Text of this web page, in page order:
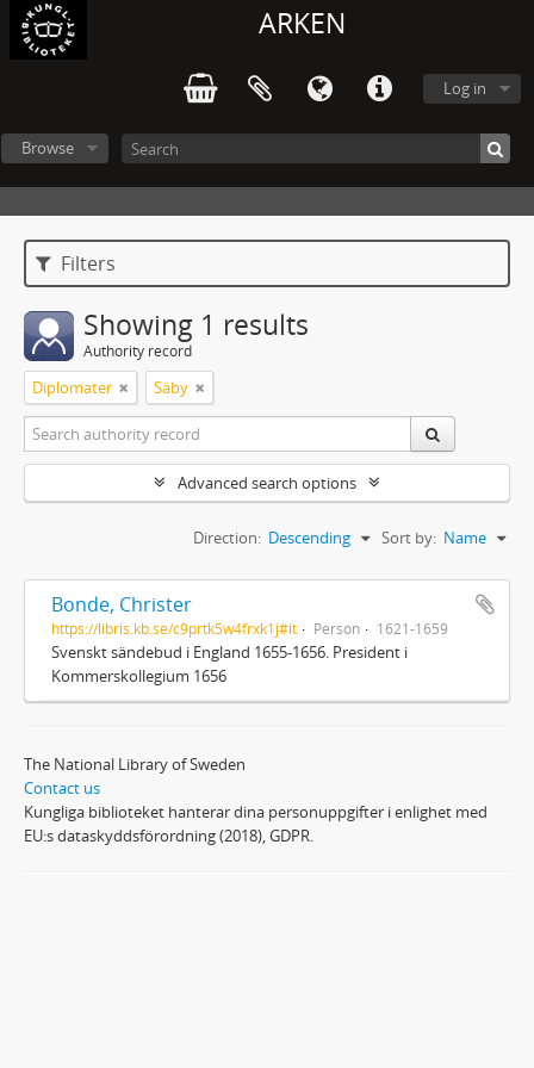
ARKEN
Log in
Browse
Filters
Showing 1 results
Authority record
Diplomater Säby
Advanced search options
Sort by: Name
Direction: Descending
Bonde, Christer
https://libris.kb.se/c9prtk5w4frxk1j#it Person 1621-1659
Svenskt sändebud i England 1655-1656. President i
Kommerskollegium 1656
The National Library of Sweden
Contact us
Kungliga biblioteket hanterar dina personuppgifter i enlighet med
EU:s dataskyddsförordning (2018), GDPR.